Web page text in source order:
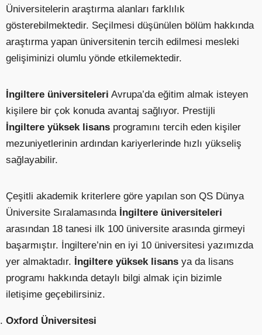
Üniversitelerin araştırma alanları farklılık
gösterebilmektedir. Seçilmesi düşünülen bölüm hakkında
araştırma yapan üniversitenin tercih edilmesi mesleki
gelişiminizi olumlu yönde etkilemektedir.
İngiltere üniversiteleri Avrupa’da eğitim almak isteyen
kişilere bir çok konuda avantaj sağlıyor. Prestijli
İngiltere yüksek lisans programını tercih eden kişiler
mezuniyetlerinin ardından kariyerlerinde hızlı yükseliş
sağlayabilir.
Çeşitli akademik kriterlere göre yapılan son QS Dünya
Üniversite Sıralamasında İngiltere üniversiteleri
arasından 18 tanesi ilk 100 üniversite arasında girmeyi
başarmıştır. İngiltere’nin en iyi 10 üniversitesi yazımızda
yer almaktadır. İngiltere yüksek lisans ya da lisans
programı hakkında detaylı bilgi almak için bizimle
iletişime geçebilirsiniz.
Oxford Üniversitesi